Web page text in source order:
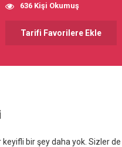
636 Kişi Okumuş
Tarifi Favorilere Ekle
bir şey daha yok. Sizler de